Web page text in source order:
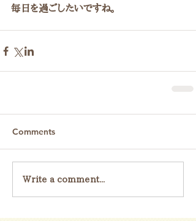
毎日を過ごしたいですね。
Comments
Write a comment...